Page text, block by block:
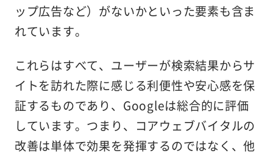
ップ広告など）がないかといった要素も含ま
れています。
これらはすべて、ユーザーが検索結果からサ
イトを訪れた際に感じる利便性や安心感を保
証するものであり、Googleは総合的に評価
しています。つまり、コアウェブバイタルの
改善は単体で効果を発揮するのではなく、他